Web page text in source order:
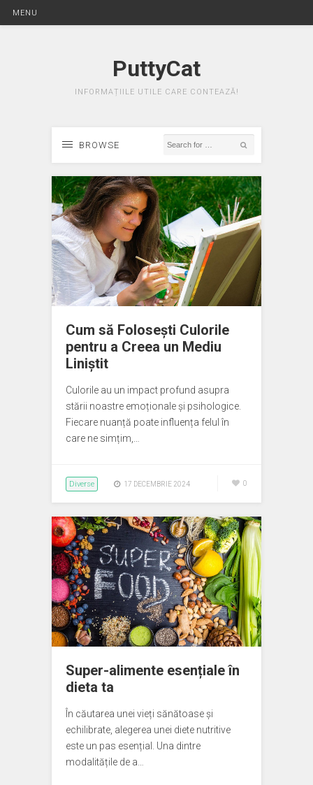
MENU
PuttyCat
INFORMAȚIILE UTILE CARE CONTEAZĂ!
BROWSE
Cum să Folosești Culorile
pentru a Creea un Mediu
Liniștit
Culorile au un impact profund asupra
stării noastre emoționale și psihologice.
Fiecare nuanță poate influența felul în
care ne simțim,…
Diverse 17 DECEMBRIE 2024 0
Super-alimente esențiale în
dieta ta
În căutarea unei vieți sănătoase și
echilibrate, alegerea unei diete nutritive
este un pas esențial. Una dintre
modalitățile de a…